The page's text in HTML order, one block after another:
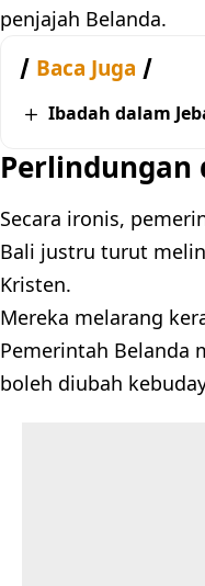
penjajah Belanda.
Baca Juga
Ibadah dalam
Perlindungan
Secara ironis,
Bali justru turut
Kristen.
Mereka melarang
Pemerintah Belanda
boleh diubah